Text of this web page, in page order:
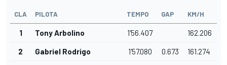
CLA PILOTA TEMPO GAP KM/H
1 Tony Arbolino 1'56.407 162.206
2 Gabriel Rodrigo 1'57.080 0.673 161.274